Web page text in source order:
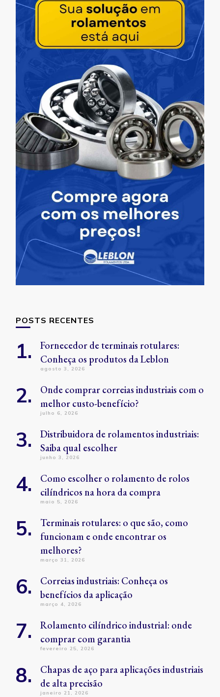
POSTS RECENTES
Fornecedor de terminais rotulares:
Conheça os produtos da Leblon
agosto 3, 2026
Onde comprar correias industriais com o
melhor custo-benefício?
julho 6, 2026
Distribuidora de rolamentos industriais:
Saiba qual escolher
junho 3, 2026
Como escolher o rolamento de rolos
cilíndricos na hora da compra
maio 5, 2026
Terminais rotulares: o que são, como
funcionam e onde encontrar os
melhores?
março 31, 2026
Correias industriais: Conheça os
benefícios da aplicação
março 4, 2026
Rolamento cilíndrico industrial: onde
comprar com garantia
fevereiro 25, 2026
Chapas de aço para aplicações industriais
de alta precisão
janeiro 21, 2026